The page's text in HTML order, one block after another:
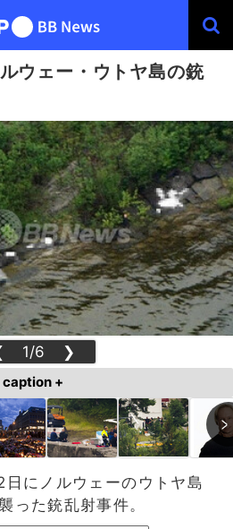
ウェー・ウトヤ島の銃
1/6 ❯
caption +
日にノルウェーのウトヤ島
った銃乱射事件。